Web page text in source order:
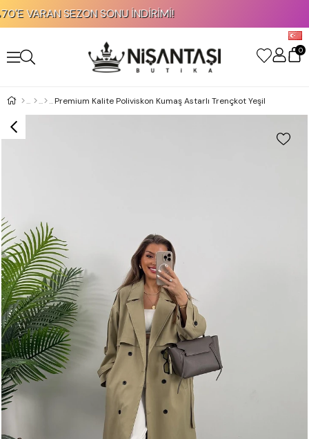
SEZON SONU İNDİRİMİ!
0
Premium Kalite Poliviskon Kumaş Astarlı Trençkot Yeşil